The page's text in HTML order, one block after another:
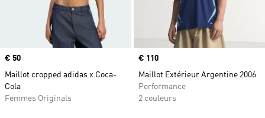
Prix
€ 50
Maillot cropped adidas x Coca-
Cola
Femmes Originals
Prix
€ 110
Maillot Extérieur Argentine 2006
Performance
2 couleurs